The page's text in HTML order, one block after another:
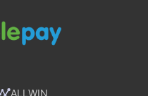
ALLWIN